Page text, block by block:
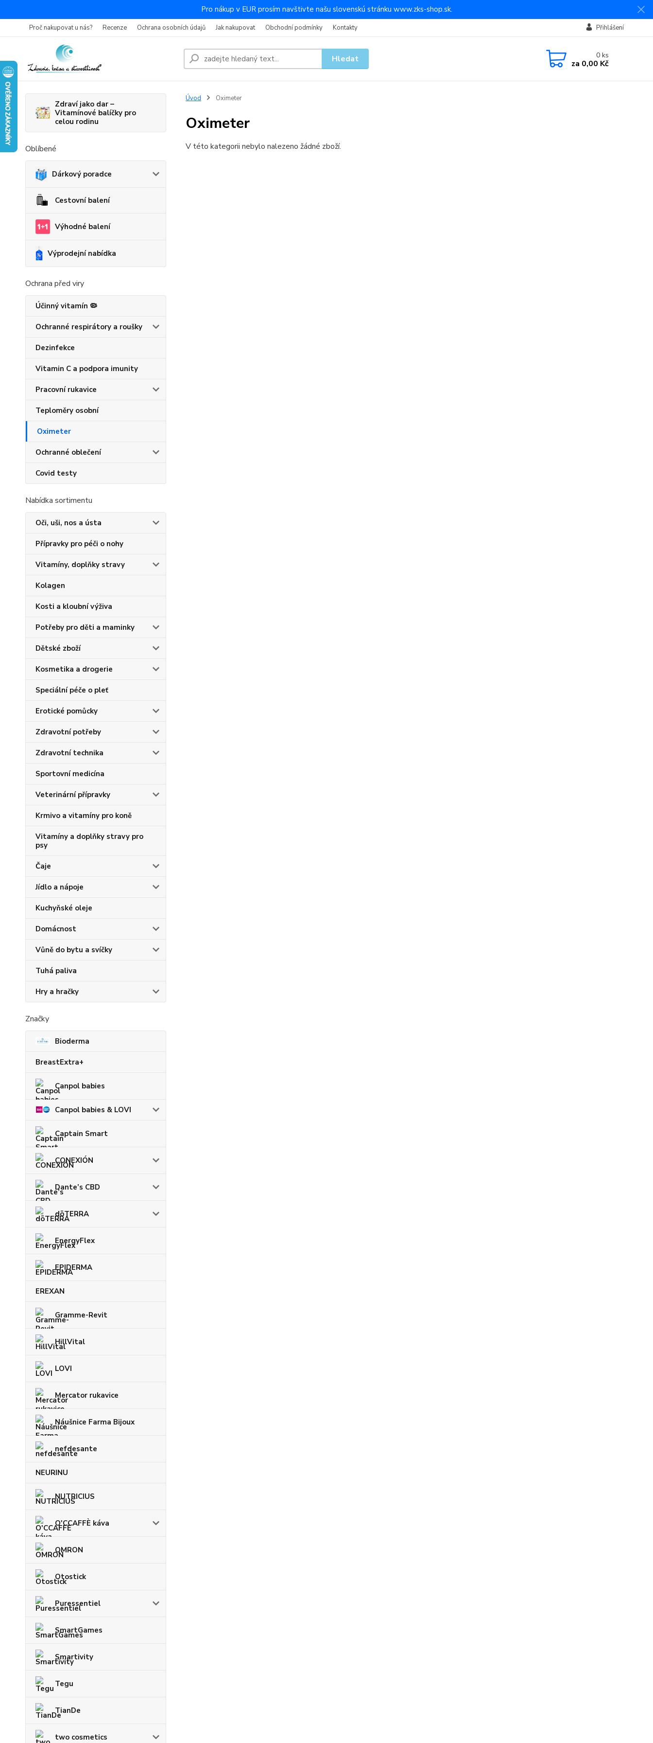
Pro nákup v EUR prosím navštivte našu slovenskú stránku www.zks-shop.sk.
Proč nakupovat u nás? Recenze Ochrana osobních údajů Jak nakupovat Obchodní podmínky Kontakty Přihlášení
Hledat 0ks
za 0,00 Kč
Zdraví jako dar –
Vitamínové balíčky pro
celou rodinu
Oblíbené
Dárkový poradce
Cestovní balení
Výhodné balení
Výprodejní nabídka
Ochrana před viry
Účinný vitamín 🦠
Ochranné respirátory a roušky
Dezinfekce
Vitamin C a podpora imunity
Pracovní rukavice
Teploměry osobní
Oximeter
Ochranné oblečení
Covid testy
Nabídka sortimentu
Oči, uši, nos a ústa
Přípravky pro péči o nohy
Vitamíny, doplňky stravy
Kolagen
Kosti a kloubní výživa
Potřeby pro děti a maminky
Dětské zboží
Kosmetika a drogerie
Speciální péče o pleť
Erotické pomůcky
Zdravotní potřeby
Zdravotní technika
Sportovní medicína
Veterinární přípravky
Krmivo a vitamíny pro koně
Vitamíny a doplňky stravy pro
psy
Čaje
Jídlo a nápoje
Kuchyňské oleje
Domácnost
Vůně do bytu a svíčky
Tuhá paliva
Hry a hračky
Značky
Bioderma
BreastExtra+
Canpol babies
Canpol babies & LOVI
Captain Smart
CONEXIÓN
Dante’s CBD
dōTERRA
EnergyFlex
EPIDERMA
EREXAN
Gramme-Revit
HillVital
LOVI
Mercator rukavice
Náušnice Farma Bijoux
nefdesante
NEURINU
NUTRICIUS
O'CCAFFÈ káva
OMRON
Otostick
Puressentiel
SmartGames
Smartivity
Tegu
TianDe
two cosmetics
Úvod Oximeter
Oximeter
V této kategorii nebylo nalezeno žádné zboží.